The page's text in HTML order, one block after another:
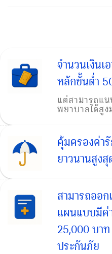
จำนวนเงิน
หลักขั้นต่ำ
แต่สามารถแ
พยาบาลได้สูง
คุ้มครองค่า
ยาวนานสูง
สามารถออ
แผนแบบมีค่
25,000 บา
ประกันภัย